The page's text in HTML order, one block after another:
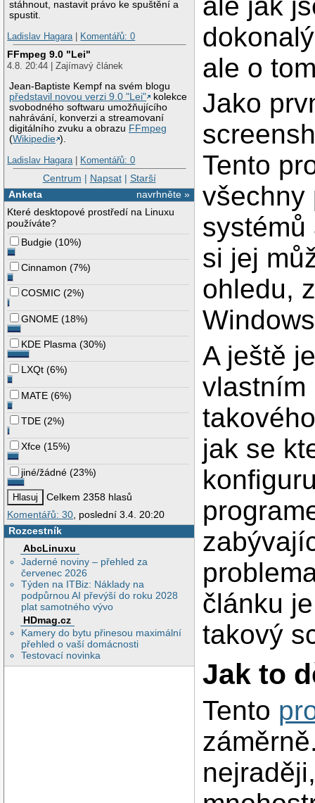
stáhnout, nastavit právo ke spuštění a
spustit.
Ladislav Hagara | Komentářů: 0
FFmpeg 9.0 "Lei"
4.8. 20:44 | Zajímavý článek
Jean-Baptiste Kempf na svém blogu
představil novou verzi 9.0 "Lei"
kolekce
svobodného softwaru umožňujícího
nahrávání, konverzi a streamovaní
digitálního zvuku a obrazu FFmpeg
(Wikipedie ).
Ladislav Hagara | Komentářů: 0
Centrum | Napsat| Starší
navrhněte »
Anketa
Které desktopové prostředí na Linuxu
používáte?
Budgie (10%)
Cinnamon (7%)
COSMIC (2%)
GNOME (18%)
KDE Plasma (30%)
LXQt (6%)
MATE (6%)
TDE (2%)
Xfce (15%)
jiné/žádné (23%)
Celkem 2358 hlasů
Komentářů: 30, poslední 3.4. 20:20
Rozcestník
AbcLinuxu
Jaderné noviny – přehled za
červenec 2026
Týden na ITBiz: Náklady na
podpůrnou AI převýší do roku 2028
plat samotného vývo
HDmag.cz
Kamery do bytu přinesou maximální
přehled o vaší domácnosti
Testovací novinka
ale o
Jako
Tento
všechny
systémů
si jej
ohledu,
A ještě
vlastním
jak se
článku
takový
Jak to
Tento